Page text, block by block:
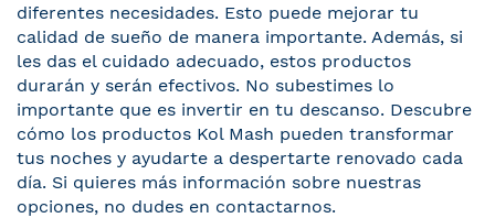
diferentes necesidades. Esto puede mejorar tu
calidad de sueño de manera importante. Además, si
les das el cuidado adecuado, estos productos
durarán y serán efectivos. No subestimes lo
importante que es invertir en tu descanso. Descubre
cómo los productos Kol Mash pueden transformar
tus noches y ayudarte a despertarte renovado cada
día. Si quieres más información sobre nuestras
opciones, no dudes en contactarnos.